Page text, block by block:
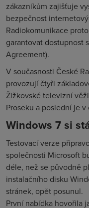
zákazníkům zajišťuje
bezpečnost
Radiokomunikace
garantovat dostupnost
Agreement).
V současnosti České
provozují čtyři
Žižkovské televizní
Proseku a poslední je v
Windows 7 si
Testovací verze
společnosti Microsoft
déle, než se původně
instalačního disku
stránek, opět posunul.
První nabídka hovořila